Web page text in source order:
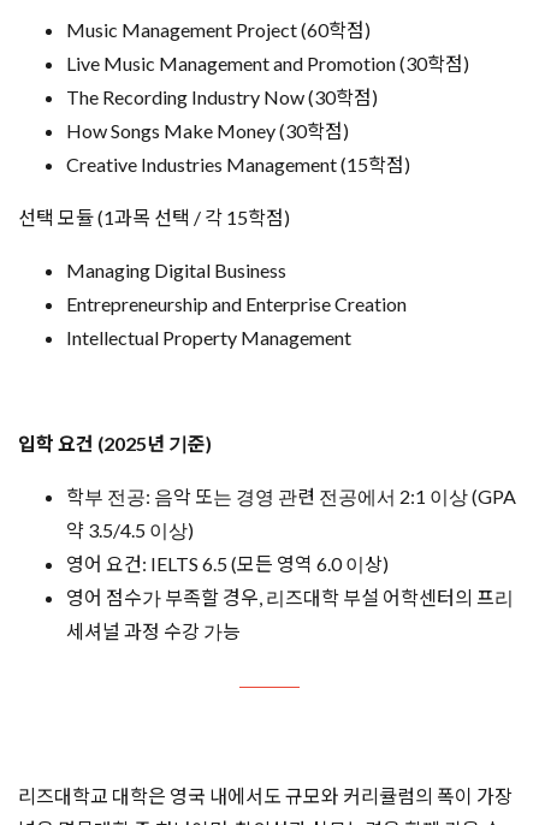
Music Management Project (60학점)
Live Music Management and Promotion (30학점)
The Recording Industry Now (30학점)
How Songs Make Money (30학점)
Creative Industries Management (15학점)
​선택 모듈 (1과목 선택 / 각 15학점)
Managing Digital Business
Entrepreneurship and Enterprise Creation
Intellectual Property Management
입학 요건 (2025년 기준)
​학부 전공: 음악 또는 경영 관련 전공에서 2:1 이상 (GPA
약 3.5/4.5 이상)
영어 요건: IELTS 6.5 (모든 영역 6.0 이상)
영어 점수가 부족할 경우, 리즈대학 부설 어학센터의 프리
세셔널 과정 수강 가능
리즈대학교 대학은 영국 내에서도 규모와 커리큘럼의 폭이 가장